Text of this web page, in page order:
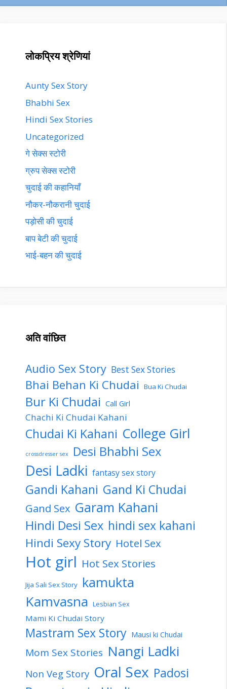
लोकप्रिय श्रेणियां
Aunty Sex Story
Bhabhi Sex
Hindi Sex Stories
Uncategorized
गे सेक्स स्टोरी
ग्रुप सेक्स स्टोरी
चुदाई की कहानियाँ
नौकर-नौकरानी चुदाई
पड़ोसी की चुदाई
बाप बेटी की चुदाई
भाई-बहन की चुदाई
अति वांछित
Audio Sex Story Best Sex Stories
Bhai Behan Ki Chudai Bua Ki Chudai
Bur Ki Chudai Call Girl
Chachi Ki Chudai Kahani
Chudai Ki Kahani College Girl
crossdresser sex Desi Bhabhi Sex
Desi Ladki fantasy sex story
Gandi Kahani Gand Ki Chudai
Gand Sex Garam Kahani
Hindi Desi Sex hindi sex kahani
Hindi Sexy Story Hotel Sex
Hot girl Hot Sex Stories
Jija Sali Sex Story kamukta
Kamvasna Lesbian Sex
Mami Ki Chudai Story
Mastram Sex Story Mausi ki Chudai
Mom Sex Stories Nangi Ladki
Non Veg Story Oral Sex Padosi